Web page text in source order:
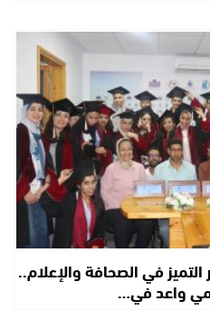
في الصحافة والإعلام..
واعد في…